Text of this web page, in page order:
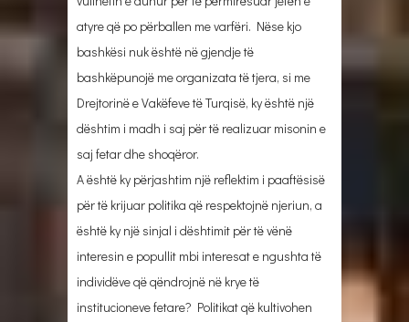
atyre që po përballen me varfëri. Nëse kjo
bashkësi nuk është në gjendje të
bashkëpunojë me organizata të tjera, si me
Drejtorinë e Vakëfeve të Turqisë, ky është një
dështim i madh i saj për të realizuar misonin e
saj fetar dhe shoqëror.
A është ky përjashtim një reflektim i paaftësisë
për të krijuar politika që respektojnë njeriun, a
është ky një sinjal i dështimit për të vënë
interesin e popullit mbi interesat e ngushta të
individëve që qëndrojnë në krye të
institucioneve fetare? Politikat që kultivohen